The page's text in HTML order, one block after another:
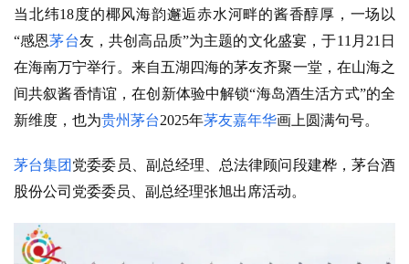
当北纬18度的椰风海韵邂逅赤水河畔的酱香醇厚，一场以
“感恩茅台友，共创高品质”为主题的文化盛宴，于11月21日
在海南万宁举行。来自五湖四海的茅友齐聚一堂，在山海之
间共叙酱香情谊，在创新体验中解锁“海岛酒生活方式”的全
新维度 ， 也为贵州茅台2025年茅友嘉年华画上圆满句号。
茅台集团 党委委员、副总经理、总法律顾问段建桦，茅台酒
股份公司党委委员、副总经理张旭出席活动。